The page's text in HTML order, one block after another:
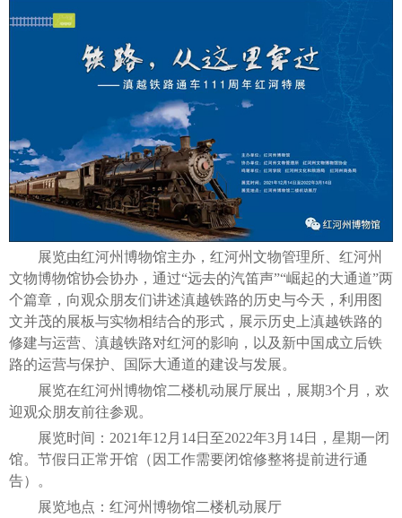
展览由红河州博物馆主办，红河州文物管理所、红河州
文物博物馆协会协办，通过“远去的汽笛声”“崛起的大通道”两
个篇章，向观众朋友们讲述滇越铁路的历史与今天，利用图
文并茂的展板与实物相结合的形式，展示历史上滇越铁路的
修建与运营、滇越铁路对红河的影响，以及新中国成立后铁
路的运营与保护、国际大通道的建设与发展。
展览在红河州博物馆二楼机动展厅展出，展期3个月，欢
迎观众朋友前往参观。
展览时间：2021年12月14日至2022年3月14日，星期一闭
馆。节假日正常开馆（因工作需要闭馆修整将提前进行通
告）。
展览地点：红河州博物馆二楼机动展厅